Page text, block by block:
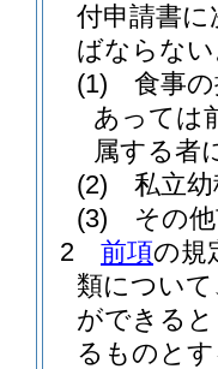
付申請書
ばならな
(1)
食事
あっては
属する者
(2)
私立
(3)
その
2
前項の規
類につい
ができる
るものと